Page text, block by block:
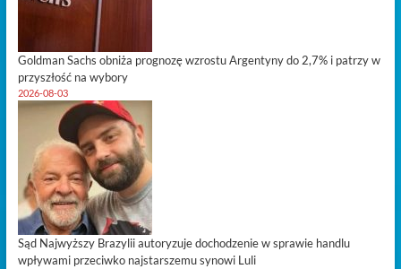
Goldman Sachs obniża prognozę wzrostu Argentyny do 2,7% i patrzy w
przyszłość na wybory
2026-08-03
Sąd Najwyższy Brazylii autoryzuje dochodzenie w sprawie handlu
wpływami przeciwko najstarszemu synowi Luli